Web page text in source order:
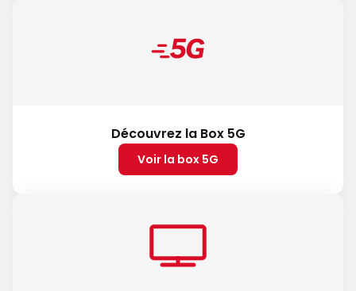
Découvrez la Box 5G
Voir la box 5G